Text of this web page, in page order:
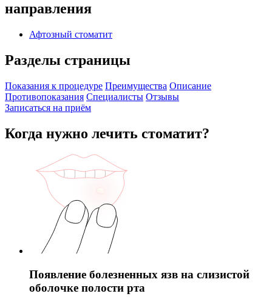
направления
Афтозный стоматит
Разделы страницы
Показания к процедуре Преимущества Описание
Противопоказания Специалисты Отзывы
Записаться на приём
Когда нужно лечить стоматит?
Появление болезненных язв на слизистой
оболочке полости рта